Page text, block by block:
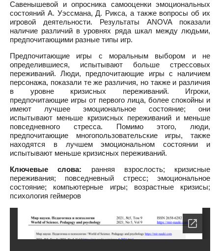
Савенышевой и опросника самооценки эмоциональных
состояний А. Уэссмана, Д. Рикса, а также вопросы об их
игровой деятельности. Результаты ANOVA показали
наличие различий в уровнях ряда шкал между людьми,
предпочитающими разные типы игр.
Предпочитающие игры с моральным выбором и не
определившиеся, испытывают больше стрессовых
переживаний. Люди, предпочитающие игры с наличием
персонажа, показали те же различия, но также и различия
в уровне кризисных переживаний. Игроки,
предпочитающие игры от первого лица, более спокойны и
имеют лучшее эмоциональное состояние; они
испытывают меньше кризисных переживаний и меньше
повседневного стресса. Помимо этого, люди,
предпочитающие многопользовательские игры, также
находятся в лучшем эмоциональном состоянии и
испытывают меньше кризисных переживаний.
Ключевые слова: ранняя взрослость; кризисные
переживания; повседневный стресс; эмоциональное
состояние; компьютерные игры; возрастные кризисы;
психология геймеров